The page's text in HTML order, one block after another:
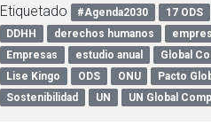
Etiquetado #Agenda2030 17 ODS
DDHH
derechos humanos
Empresas
estudio anual Global
Lise Kingo
ODS ONU Pacto
Sostenibilidad
UN UN Global